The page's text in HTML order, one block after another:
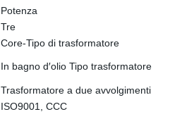
Potenza
Tre
Core-Tipo di trasformatore
In bagno d′olio Tipo trasformatore
Trasformatore a due avvolgimenti
ISO9001, CCC